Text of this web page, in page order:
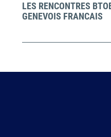
LES RENCONTRES
GENEVOIS FRANCAIS